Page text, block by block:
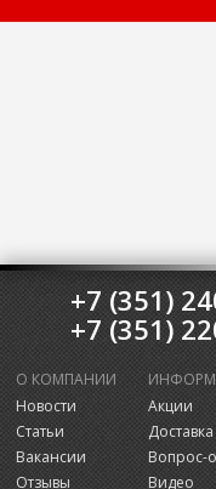
+7 (351)
+7 (351)
О КОМПАНИИ
Новости
Статьи
Вакансии
Отзывы
Акции
Вопрос-
Видео